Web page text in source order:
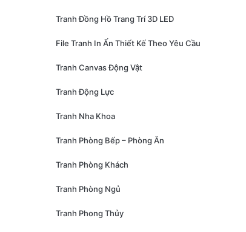
Tranh Đồng Hồ Trang Trí 3D LED
File Tranh In Ấn Thiết Kế Theo Yêu Cầu
Tranh Canvas Động Vật
Tranh Động Lực
Tranh Nha Khoa
Tranh Phòng Bếp – Phòng Ăn
Tranh Phòng Khách
Tranh Phòng Ngủ
Tranh Phong Thủy